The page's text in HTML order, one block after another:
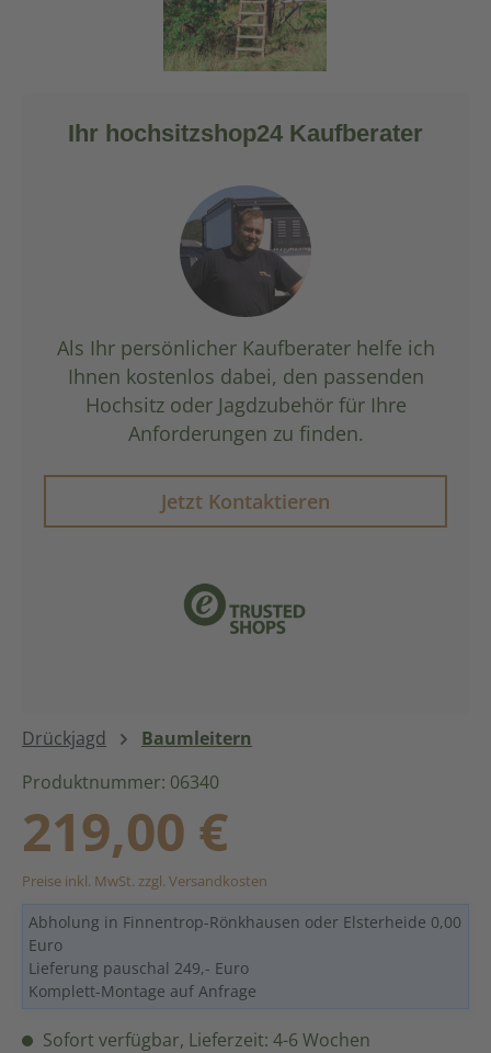
Ihr hochsitzshop24 Kaufberater
Als Ihr persönlicher Kaufberater helfe ich
Ihnen kostenlos dabei, den passenden
Hochsitz oder Jagdzubehör für Ihre
Anforderungen zu finden.
Jetzt Kontaktieren
Drückjagd
Baumleitern
Produktnummer: 06340
219,00 €
Preise inkl. MwSt. zzgl. Versandkosten
Abholung in Finnentrop-Rönkhausen oder Elsterheide 0,00
Euro
Lieferung pauschal 249,- Euro
Komplett-Montage auf Anfrage
Sofort verfügbar, Lieferzeit: 4-6 Wochen